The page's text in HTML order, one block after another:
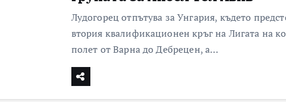
Лудогорец отпътува за Унгария, където
втория квалификационен кръг на Лигата на
полет от Варна до Дебрецен, а…